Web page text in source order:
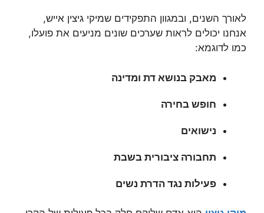
לאורך השנים, ובמגוון התפקידים שמיקי גיצין אייש,
אנחנו יכולים לראות שערכים שונים מניעים את פועלו,
כמו לדוגמא:
מאבק בנושא דת ומדינה
חופש בחירה
נישואים
תחבורה ציבורית בשבת
פעילות נגד הדרת נשים